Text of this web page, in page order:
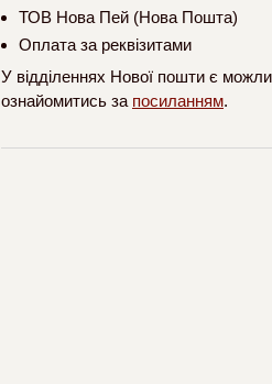
ТОВ Нова Пей (Нова Пошта)
Оплата за реквізитами
У відділеннях Нової пошти є
ознайомитись за посиланням.